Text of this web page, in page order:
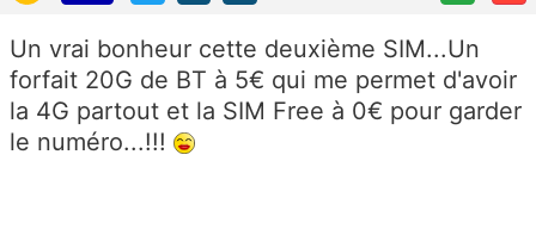
Un vrai bonheur cette deuxième SIM...Un
forfait 20G de BT à 5€ qui me permet d'avoir
la 4G partout et la SIM Free à 0€ pour garder
le numéro...!!!